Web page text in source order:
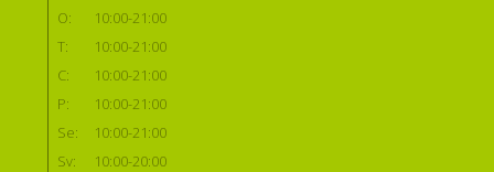
O:
10:00-21:00
T:
10:00-21:00
C:
10:00-21:00
P:
10:00-21:00
Se:
10:00-21:00
Sv:
10:00-20:00